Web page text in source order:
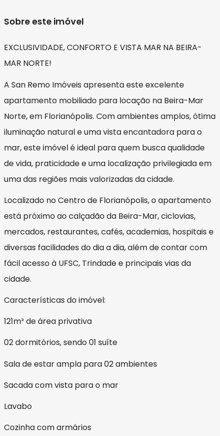
Sobre este imóvel
EXCLUSIVIDADE, CONFORTO E VISTA MAR NA BEIRA-
MAR NORTE!
A San Remo Imóveis apresenta este excelente
apartamento mobiliado para locação na Beira-Mar
Norte, em Florianópolis. Com ambientes amplos, ótima
iluminação natural e uma vista encantadora para o
mar, este imóvel é ideal para quem busca qualidade
de vida, praticidade e uma localização privilegiada em
uma das regiões mais valorizadas da cidade.
Localizado no Centro de Florianópolis, o apartamento
está próximo ao calçadão da Beira-Mar, ciclovias,
mercados, restaurantes, cafés, academias, hospitais e
diversas facilidades do dia a dia, além de contar com
fácil acesso à UFSC, Trindade e principais vias da
cidade.
Características do imóvel:
121m² de área privativa
02 dormitórios, sendo 01 suíte
Sala de estar ampla para 02 ambientes
Sacada com vista para o mar
Lavabo
Cozinha com armários